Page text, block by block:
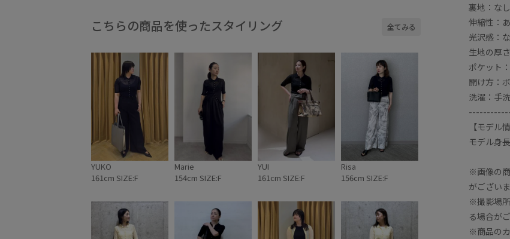
こちらの商品を使ったスタイリング 全てみる
YUKO
161cm SIZE:F
Marie
154cm SIZE:F
YUI
161cm SIZE:F
Risa
156cm SIZE:F
裏地：なし
伸縮性：
光沢感：
生地の厚
ポケット
開け方：
洗濯：手
【モデル
モデル身
※画像の
がございま
※撮影場
る場合が
※商品の